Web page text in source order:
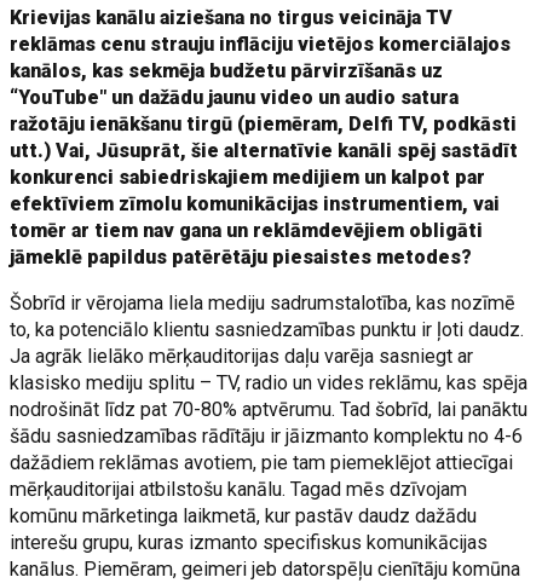
Krievijas kanālu aiziešana no tirgus veicināja TV
reklāmas cenu strauju inflāciju vietējos komerciālajos
kanālos, kas sekmēja budžetu pārvirzīšanās uz
“YouTube" un dažādu jaunu video un audio satura
ražotāju ienākšanu tirgū (piemēram, Delfi TV, podkāsti
utt.) Vai, Jūsuprāt, šie alternatīvie kanāli spēj sastādīt
konkurenci sabiedriskajiem medijiem un kalpot par
efektīviem zīmolu komunikācijas instrumentiem, vai
tomēr ar tiem nav gana un reklāmdevējiem obligāti
jāmeklē papildus patērētāju piesaistes metodes?
Šobrīd ir vērojama liela mediju sadrumstalotība, kas nozīmē
to, ka potenciālo klientu sasniedzamības punktu ir ļoti daudz.
Ja agrāk lielāko mērķauditorijas daļu varēja sasniegt ar
klasisko mediju splitu – TV, radio un vides reklāmu, kas spēja
nodrošināt līdz pat 70-80% aptvērumu. Tad šobrīd, lai panāktu
šādu sasniedzamības rādītāju ir jāizmanto komplektu no 4-6
dažādiem reklāmas avotiem, pie tam piemeklējot attiecīgai
mērķauditorijai atbilstošu kanālu. Tagad mēs dzīvojam
komūnu mārketinga laikmetā, kur pastāv daudz dažādu
interešu grupu, kuras izmanto specifiskus komunikācijas
kanālus. Piemēram, geimeri jeb datorspēļu cienītāju komūna